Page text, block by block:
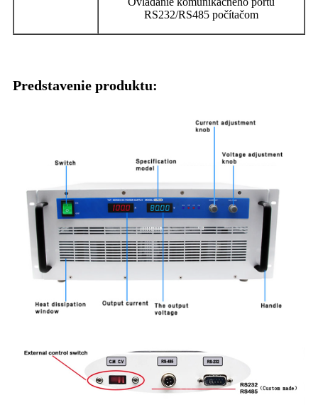
RS232/RS485 počítačom
Predstavenie produktu: